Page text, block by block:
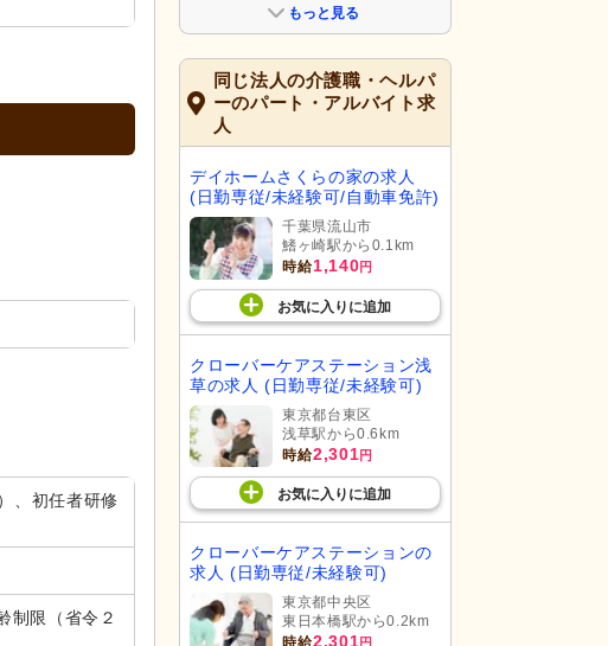
、初任者研修
制限（省令２
もっと見る
同じ法人の介護職・ヘルパ
ーのパート・アルバイト求
人
デイホームさくらの家の求人
(日勤専従/未経験可/自動車免許)
千葉県流山市
鰭ヶ崎駅から0.1km
時給1,140円
お気に入り に追加
クローバーケアステーション浅
草の求人 (日勤専従/未経験可)
東京都台東区
浅草駅から0.6km
時給2,301円
お気に入り に追加
クローバーケアステーションの
求人 (日勤専従/未経験可)
東京都中央区
東日本橋駅から0.2km
2,301円